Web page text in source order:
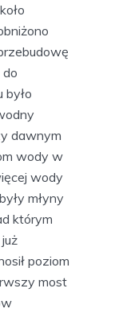
było
dawnym
wody w
wody
młyny
którym
poziom
most